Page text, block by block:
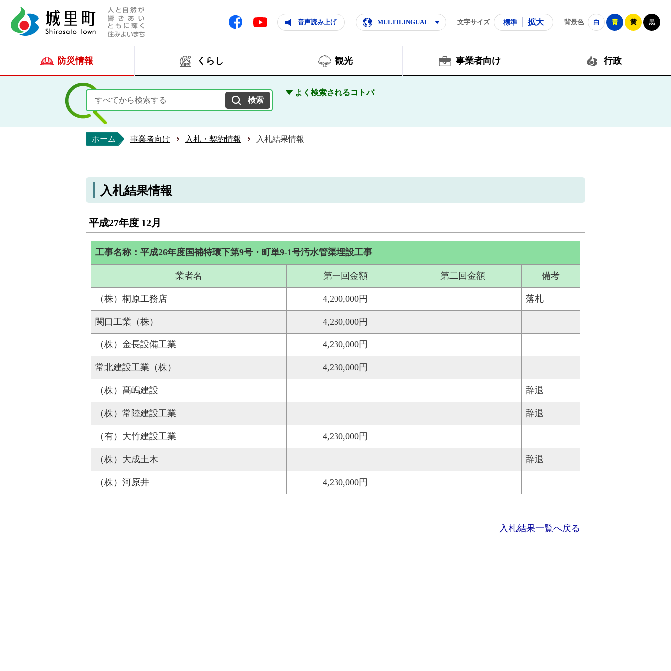
人と自然が響きあいともに輝く住みよいまち
Facebook Youtube 音声読み上げ MULTILINGUAL 文字サイズ 標準 拡大 背景色 白 青 黄 黒
防災情報 くらし 観光 事業者向け 行政
よく検索されるコトバ
ホーム 事業者向け 入札・契約情報 入札結果情報
入札結果情報
平成27年度 12月
工事名称：平成26年度国補特環下第9号・町単9-1号汚水管渠埋設工事
業者名 第一回金額 第二回金額 備考
（株）桐原工務店 4,200,000円 落札
関口工業（株） 4,230,000円
（株）金長設備工業 4,230,000円
常北建設工業（株） 4,230,000円
（株）髙嶋建設 辞退
（株）常陸建設工業 辞退
（有）大竹建設工業 4,230,000円
（株）大成土木 辞退
（株）河原井 4,230,000円
入札結果一覧へ戻る